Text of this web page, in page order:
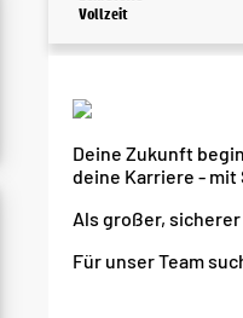
Vollzeit
Deine Zukunft
deine Karriere - mit
Als großer,
Für unser Team